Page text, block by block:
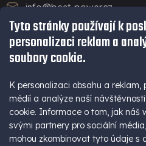
Tyto stránky používají k
personalizaci reklam a
soubory cookie.
K personalizaci obsahu a
médií a analýze naší
cookie. Informace o tom, jak náš
svými partnery pro sociální
mohou zkombinovat tyto údaje s
info@best-power.cz
technická podpora a servis
+420 771 234 568
+420 777 109 009
(Po - Pá 9-16 hod)
+420 777 109 009